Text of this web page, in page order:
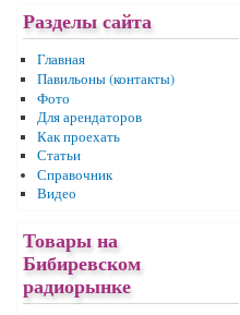
Разделы сайта
Главная
Павильоны (контакты)
Фото
Для арендаторов
Как проехать
Статьи
Справочник
Видео
Товары на
Бибиревском
радиорынке